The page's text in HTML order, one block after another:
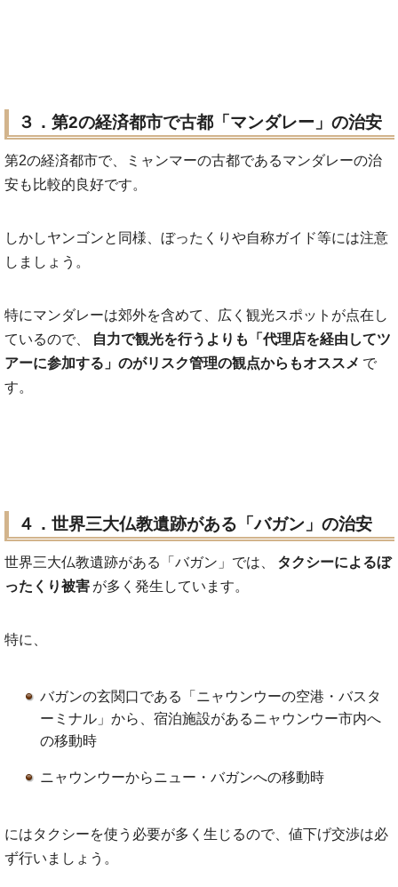
３．第2の経済都市で古都「マンダレー」の治安
第2の経済都市で、ミャンマーの古都であるマンダレーの治
安も比較的良好です。
しかしヤンゴンと同様、ぼったくりや自称ガイド等には注意
しましょう。
特にマンダレーは郊外を含めて、広く観光スポットが点在し
ているので、
自力で観光を行うよりも「代理店を経由してツ
アーに参加する」のがリスク管理の観点からもオススメ で
す。
４．世界三大仏教遺跡がある「バガン」の治安
世界三大仏教遺跡がある「バガン」では、
タクシーによるぼ
ったくり被害 が多く発生しています。
特に、
バガンの玄関口である「ニャウンウーの空港・バスタ
ーミナル」から、宿泊施設があるニャウンウー市内へ
の移動時
ニャウンウーからニュー・バガンへの移動時
にはタクシーを使う必要が多く生じるので、値下げ交渉は必
ず行いましょう。